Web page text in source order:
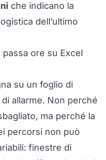
che indicano la
dell’ultimo
ore su Excel
su un foglio di
allarme. Non perché
ma perché la
percorsi non può
finestre di